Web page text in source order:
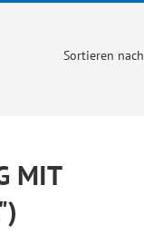
Sortieren nach
MIT